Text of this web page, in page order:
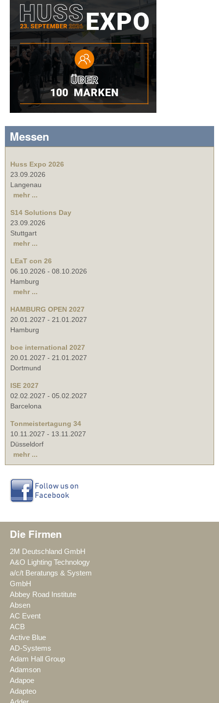
Messen
Huss Expo 2026
23.09.2026
Langenau
mehr ...
S14 Solutions Day
23.09.2026
Stuttgart
mehr ...
LEaT con 26
06.10.2026 - 08.10.2026
Hamburg
mehr ...
HAMBURG OPEN 2027
20.01.2027 - 21.01.2027
Hamburg
boe international 2027
20.01.2027 - 21.01.2027
Dortmund
ISE 2027
02.02.2027 - 05.02.2027
Barcelona
Tonmeistertagung 34
10.11.2027 - 13.11.2027
Düsseldorf
mehr ...
Die Firmen
2M Deutschland GmbH
A&O Lighting Technology
a/c/t Beratungs & System
GmbH
Abbey Road Institute
Absen
AC Event
ACB
Active Blue
AD-Systems
Adam Hall Group
Adamson
Adapoe
Adapteo